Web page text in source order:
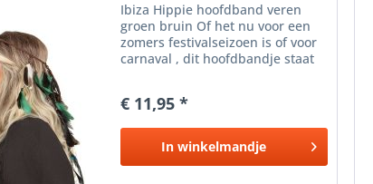
Ibiza Hippie hoofdband veren
groen bruin Of het nu voor een
zomers festivalseizoen is of voor
carnaval , dit hoofdbandje staat
chic hippie stijl past perfect in de
haren...
€ 11,95 *
In winkelmandje